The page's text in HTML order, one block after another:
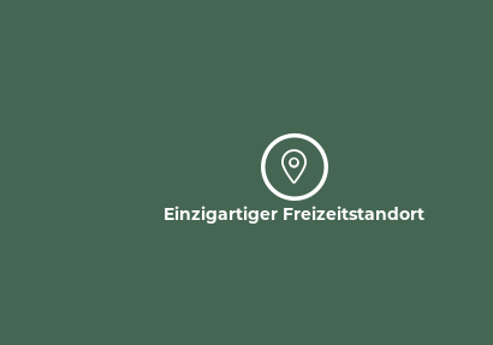
Einzigartiger Freizeitstandort